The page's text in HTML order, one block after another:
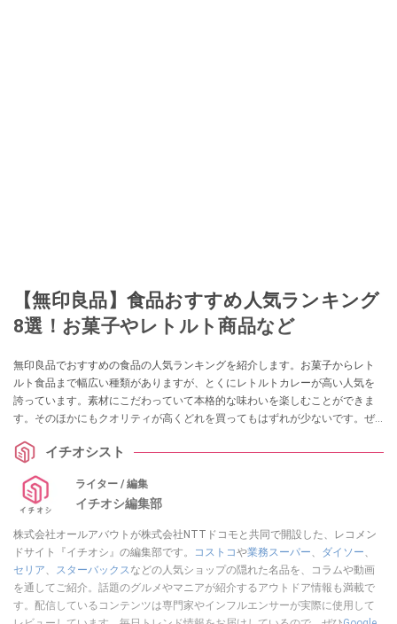
【無印良品】食品おすすめ人気ランキング
8選！お菓子やレトルト商品など
無印良品でおすすめの食品の人気ランキングを紹介します。お菓子からレト
ルト食品まで幅広い種類がありますが、とくにレトルトカレーが高い人気を
誇っています。素材にこだわっていて本格的な味わいを楽しむことができま
す。そのほかにもクオリティが高くどれを買ってもはずれが少ないです。ぜ
イチオシスト
ライター / 編集
イチオシ編集部
株式会社オールアバウトが株式会社NTTドコモと共同で開設した、レコメン
ドサイト『イチオシ』の編集部です。
コストコや業務スーパー、 ダイソー、
セリア、 スターバックスなどの人気ショップの隠れた名品を、コラムや動画
を通してご紹介。話題のグルメやマニアが紹介するアウトドア情報も満載で
す。配信しているコンテンツは専門家やインフルエンサーが実際に使用して